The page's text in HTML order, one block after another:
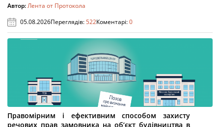
Автор:Лента от Протокола
05.08.2026Переглядів:522Коментарі:0
Правомірним і ефективним способом захисту
речових прав замовника на об’єкт будівництва в